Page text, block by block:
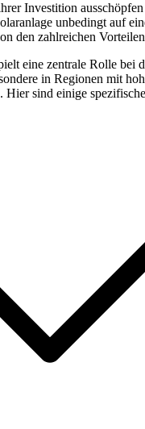
Investition
unbedingt auf
den zahlreichen
eine zentrale Rolle bei
in Regionen mit
Hier sind einige